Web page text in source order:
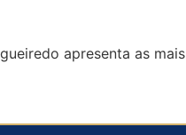
apresenta as